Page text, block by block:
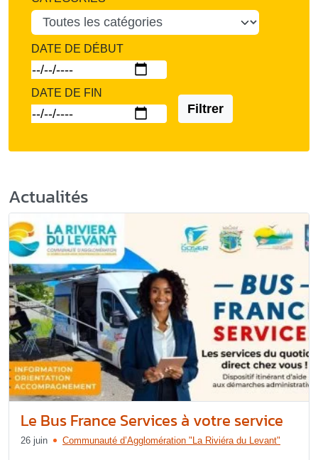
DATE DE DÉBUT
DATE DE FIN
Filtrer
Actualités
Le Bus France Services à votre service
26 juin Communauté d’Agglomération "La Riviéra du Levant"